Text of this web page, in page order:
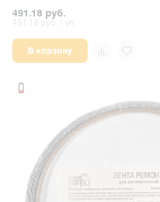
491.18 руб.
В корзину